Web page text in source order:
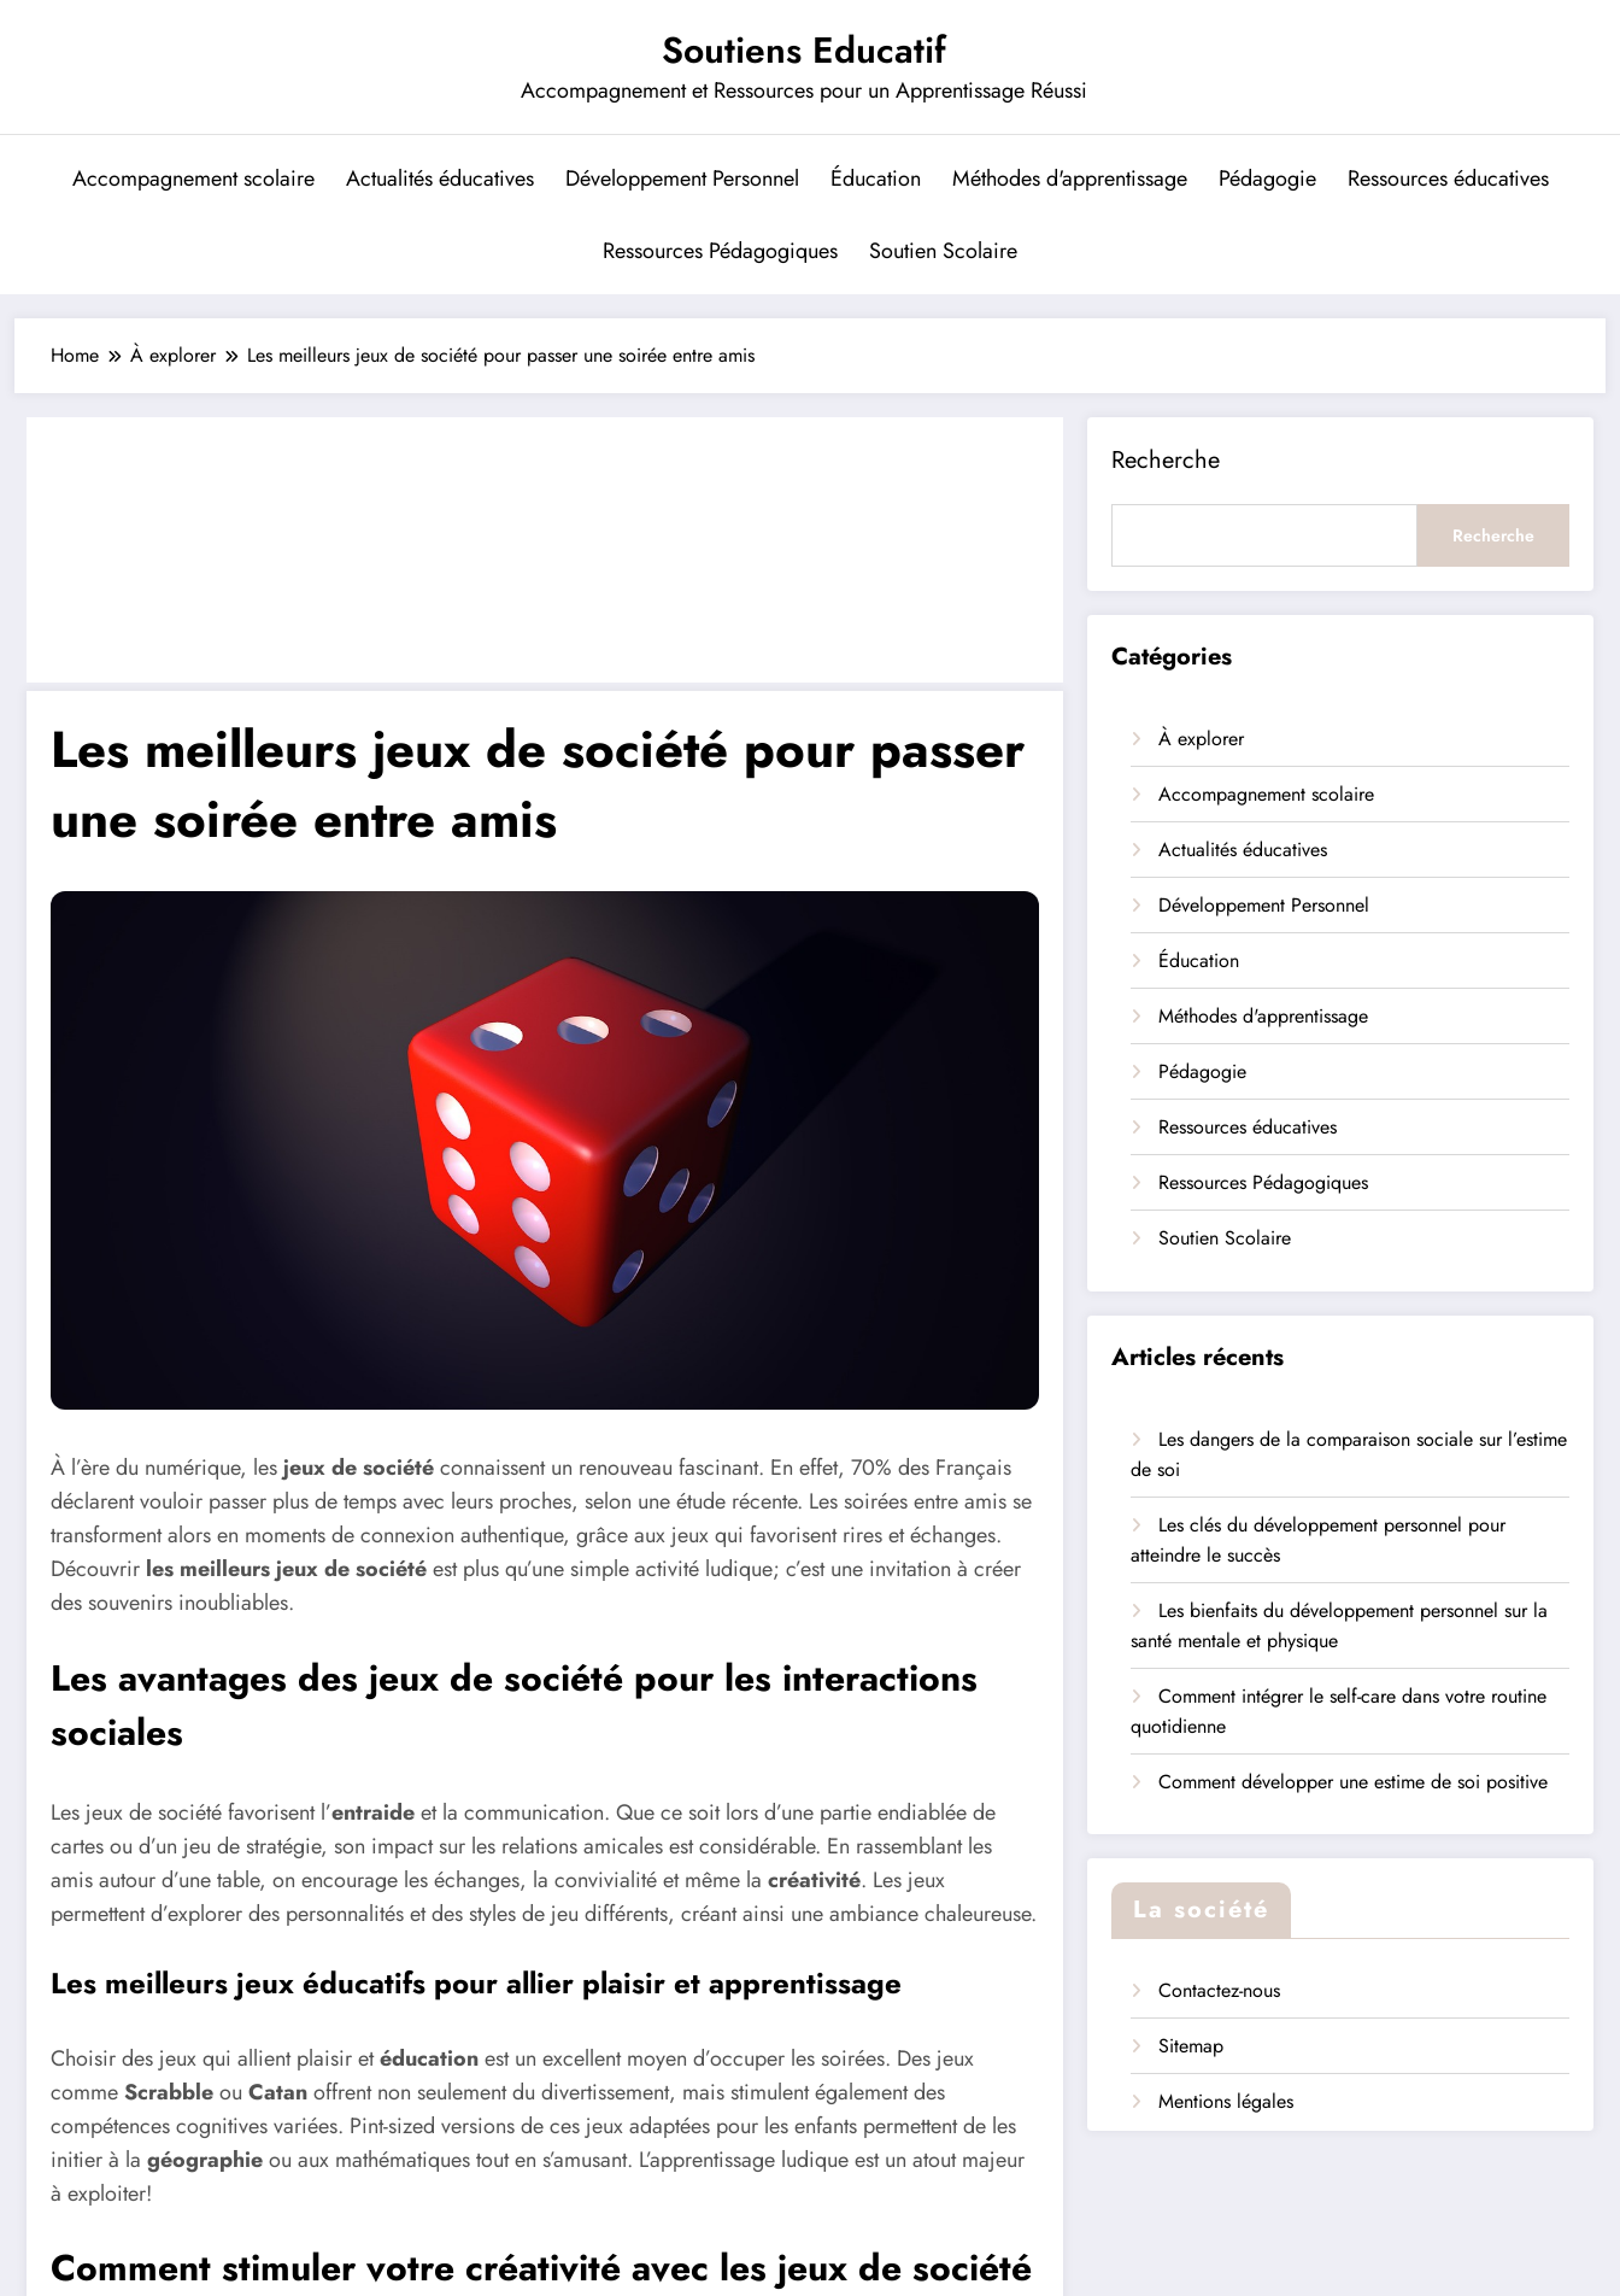
Soutiens Educatif
Accompagnement et Ressources pour un Apprentissage Réussi
Accompagnement scolaire Actualités éducatives Développement Personnel Éducation Méthodes d'apprentissage Pédagogie Ressources éducatives
Ressources Pédagogiques Soutien Scolaire
Home À explorer Les meilleurs jeux de société pour passer une soirée entre amis
Les meilleurs jeux de société pour passer
une soirée entre amis
À l’ère du numérique, lesjeux de sociétéconnaissent un renouveau fascinant. En effet, 70% des Français
déclarent vouloir passer plus de temps avec leurs proches, selon une étude récente. Les soirées entre amis se
transforment alors en moments de connexion authentique, grâce aux jeux qui favorisent rires et échanges.
Découvrir les meilleurs jeux de sociétéest plus qu’une simple activité ludique; c’est une invitation à créer
des souvenirs inoubliables.
Les avantages des jeux de société pour les interactions
sociales
Les jeux de société favorisent l’entraideet la communication. Que ce soit lors d’une partie endiablée de
cartes ou d’un jeu de stratégie, son impact sur les relations amicales est considérable. En rassemblant les
amis autour d’une table, on encourage les échanges, la convivialité et même la créativité. Les jeux
permettent d’explorer des personnalités et des styles de jeu différents, créant ainsi une ambiance chaleureuse.
Les meilleurs jeux éducatifs pour allier plaisir et apprentissage
Choisir des jeux qui allient plaisir etéducationest un excellent moyen d’occuper les soirées. Des jeux
commeScrabbleou Catanoffrent non seulement du divertissement, mais stimulent également des
compétences cognitives variées. Pint-sized versions de ces jeux adaptées pour les enfants permettent de les
initier à la géographieou aux mathématiques tout en s’amusant. L’apprentissage ludique est un atout majeur
à exploiter!
Comment stimuler votre créativité avec les jeux de société
Recherche
Recherche
Catégories
À explorer
Accompagnement scolaire
Actualités éducatives
Développement Personnel
Éducation
Méthodes d'apprentissage
Pédagogie
Ressources éducatives
Ressources Pédagogiques
Soutien Scolaire
Articles récents
Les dangers de la comparaison sociale sur l’estime
de soi
Les clés du développement personnel pour
atteindre le succès
Les bienfaits du développement personnel sur la
santé mentale et physique
Comment intégrer le self-care dans votre routine
quotidienne
Comment développer une estime de soi positive
La société
Contactez-nous
Sitemap
Mentions légales